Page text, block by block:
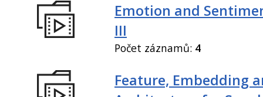
Emotion and
III
Počet záznamů: 4
Feature, Embedding